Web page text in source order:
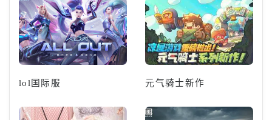
lol国际服 元气骑士新作